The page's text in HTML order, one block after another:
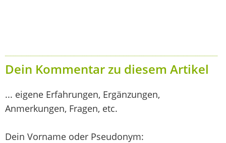
Dein Kommentar zu diesem Artikel
... eigene Erfahrungen, Ergänzungen,
Anmerkungen, Fragen, etc.
Dein Vorname oder Pseudonym: